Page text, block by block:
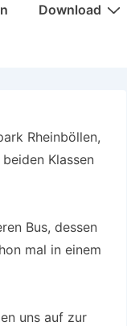
Download
Rheinböllen,
Klassen
Bus, dessen
mal in einem
uns auf zur